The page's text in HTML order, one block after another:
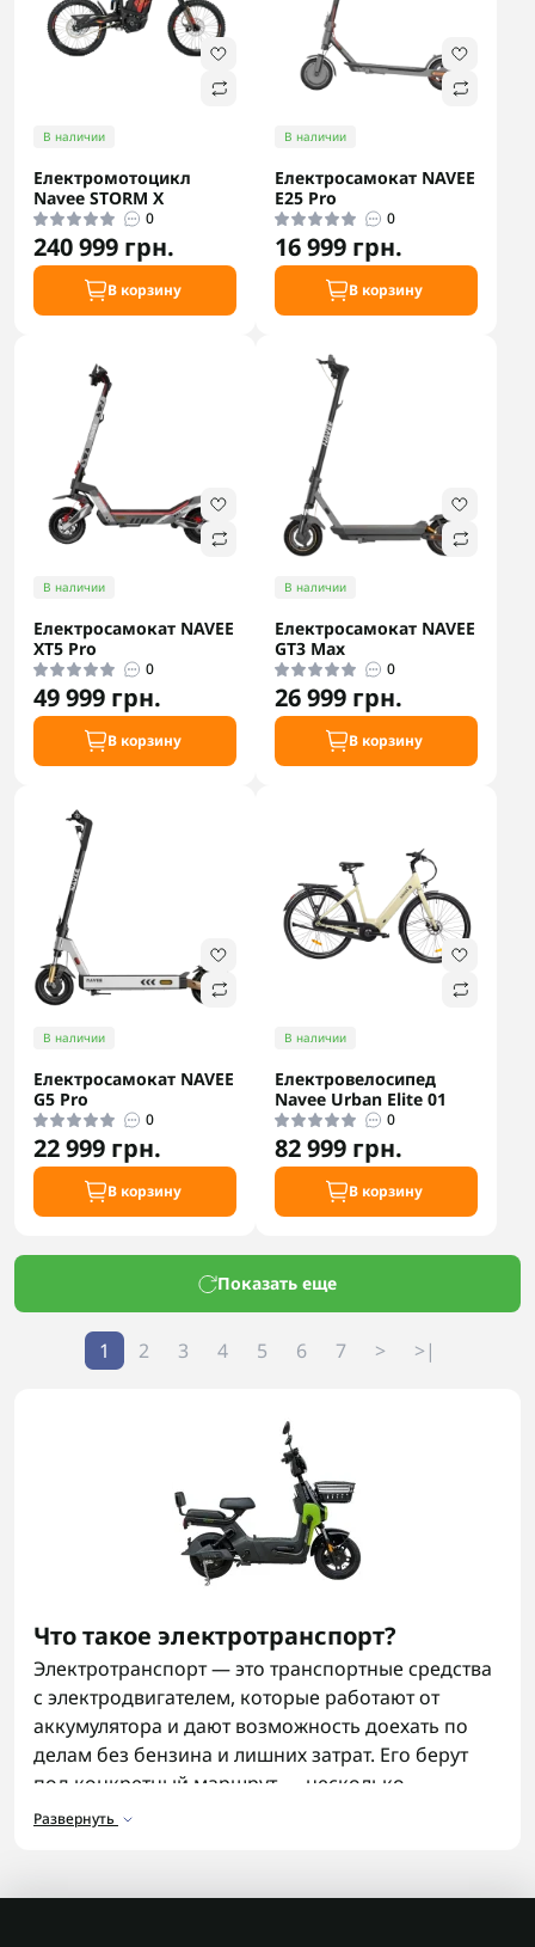
В наличии
Електромотоцикл
Navee STORM X
0
240 999 грн.
В корзину
В наличии
Електросамокат NAVEE
E25 Pro
0
16 999 грн.
В корзину
В наличии
Електросамокат NAVEE
XT5 Pro
0
49 999 грн.
В корзину
В наличии
Електросамокат NAVEE
GT3 Max
0
26 999 грн.
В корзину
В наличии
Електросамокат NAVEE
G5 Pro
0
22 999 грн.
В корзину
В наличии
Електровелосипед
Navee Urban Elite 01
0
82 999 грн.
В корзину
Показать еще
1 2 3 4 5 6 7 > >|
Что такое электротранспорт?
Электротранспорт — это транспортные средства
с электродвигателем, которые работают от
аккумулятора и дают возможность доехать по
делам без бензина и лишних затрат. Его берут
под конкретный маршрут — несколько
километров по городу или дорога на работу.
удобству зарядки и отсутствию привязки к
Развернуть